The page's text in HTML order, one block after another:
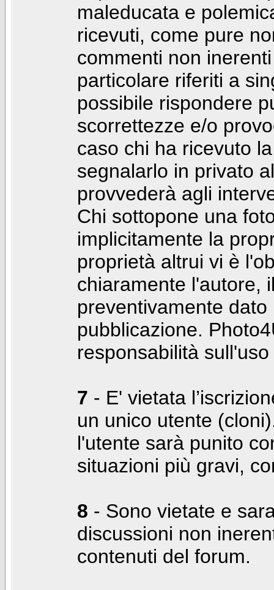
maleducata e
ricevuti, come pure
commenti non
particolare riferiti a
possibile rispondere
scorrettezze e/o
caso chi ha ricevuto
segnalarlo in privato
provvederà agli
Chi sottopone una
implicitamente la
proprietà altrui vi è
chiaramente l'autore,
preventivamente
pubblicazione.
responsabilità
7 - E' vietata
un unico utente
l'utente sarà punito
situazioni più gravi,
8 - Sono vietate e
discussioni non
contenuti del forum.